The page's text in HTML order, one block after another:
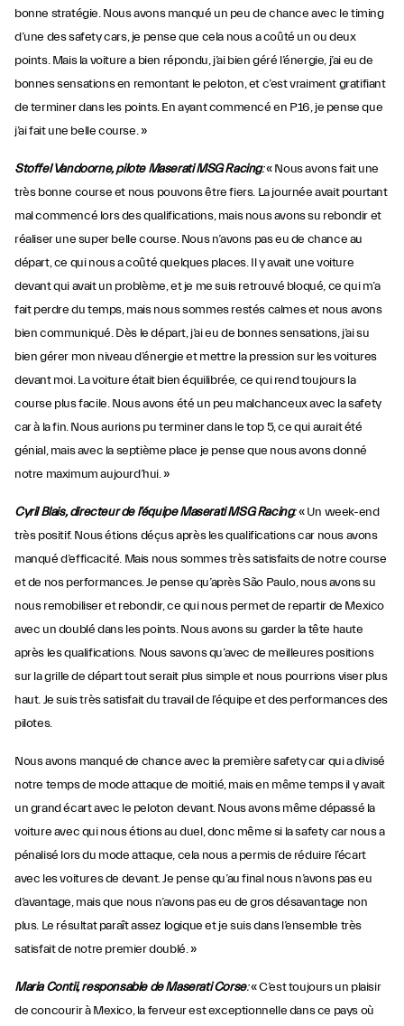
bonne stratégie. Nous avons manqué un peu de chance avec le timing
d’une des safety cars, je pense que cela nous a coûté un ou deux
points. Mais la voiture a bien répondu, j’ai bien géré l’énergie, j’ai eu de
bonnes sensations en remontant le peloton, et c’est vraiment gratifiant
de terminer dans les points. En ayant commencé en P16, je pense que
j’ai fait une belle course. »
Stoffel Vandoorne, pilote Maserati MSG Racing:« Nous avons fait une
très bonne course et nous pouvons être fiers. La journée avait pourtant
mal commencé lors des qualifications, mais nous avons su rebondir et
réaliser une super belle course. Nous n’avons pas eu de chance au
départ, ce qui nous a coûté quelques places. Il y avait une voiture
devant qui avait un problème, et je me suis retrouvé bloqué, ce qui m’a
fait perdre du temps, mais nous sommes restés calmes et nous avons
bien communiqué. Dès le départ, j’ai eu de bonnes sensations, j’ai su
bien gérer mon niveau d’énergie et mettre la pression sur les voitures
devant moi. La voiture était bien équilibrée, ce qui rend toujours la
course plus facile. Nous avons été un peu malchanceux avec la safety
car à la fin. Nous aurions pu terminer dans le top 5, ce qui aurait été
génial, mais avec la septième place je pense que nous avons donné
notre maximum aujourd’hui. »
Cyril Blais, directeur de l’équipe Maserati MSG Racing:« Un week-end
très positif. Nous étions déçus après les qualifications car nous avons
manqué d’efficacité. Mais nous sommes très satisfaits de notre course
et de nos performances. Je pense qu’après São Paulo, nous avons su
nous remobiliser et rebondir, ce qui nous permet de repartir de Mexico
avec un doublé dans les points. Nous avons su garder la tête haute
après les qualifications. Nous savons qu’avec de meilleures positions
sur la grille de départ tout serait plus simple et nous pourrions viser plus
haut. Je suis très satisfait du travail de l’équipe et des performances des
pilotes.
Nous avons manqué de chance avec la première safety car qui a divisé
notre temps de mode attaque de moitié, mais en même temps il y avait
un grand écart avec le peloton devant. Nous avons même dépassé la
voiture avec qui nous étions au duel, donc même si la safety car nous a
pénalisé lors du mode attaque, cela nous a permis de réduire l’écart
avec les voitures de devant. Je pense qu’au final nous n’avons pas eu
d’avantage, mais que nous n’avons pas eu de gros désavantage non
plus. Le résultat paraît assez logique et je suis dans l’ensemble très
satisfait de notre premier doublé. »
Maria Contii, responsable de Maserati Corse:« C’est toujours un plaisir
de concourir à Mexico, la ferveur est exceptionnelle dans ce pays où